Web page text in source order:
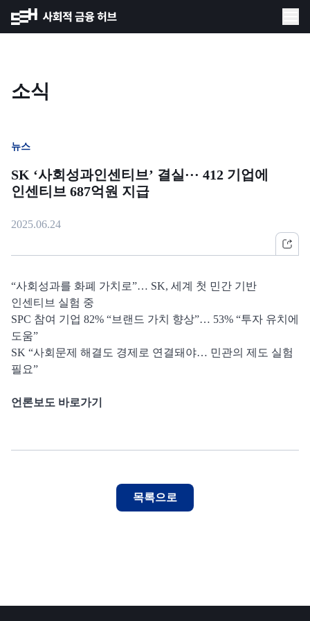
소식
뉴스
SK ‘사회성과인센티브’ 결실··· 412 기업에
인센티브 687억원 지급
2025.06.24
“사회성과를 화폐 가치로”… SK, 세계 첫 민간 기반
인센티브 실험 중
SPC 참여 기업 82% “브랜드 가치 향상”… 53% “투자 유치에
도움”
SK “사회문제 해결도 경제로 연결돼야… 민관의 제도 실험
필요”
언론보도 바로가기
목록으로